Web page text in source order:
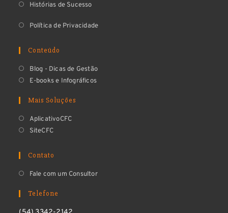
Histórias de Sucesso
Política de Privacidade
Conteúdo
Blog - Dicas de Gestão
E-books e Infográficos
Mais Soluções
AplicativoCFC
SiteCFC
Contato
Fale com um Consultor
Telefone